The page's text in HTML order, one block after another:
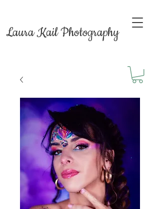
Laura Kail Photography